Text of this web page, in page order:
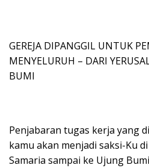
GEREJA DIPANGGIL UNTUK
MENYELURUH – DARI
BUMI
Penjabaran tugas kerja yang
kamu akan menjadi saksi-Ku
Samaria sampai ke Ujung